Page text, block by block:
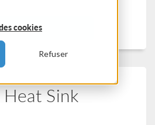
cookies
Refuser
Filtrer
Sink